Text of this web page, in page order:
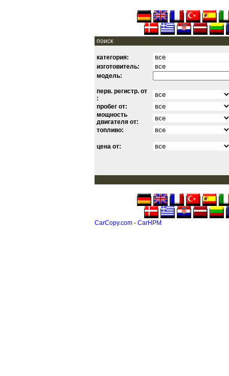
поиск
категория:
изготовитель:
модель:
перв. регистр. от
:
пробег от:
мощность
двигателя от:
топливо:
цена от:
CarCopy.com - CarHPM